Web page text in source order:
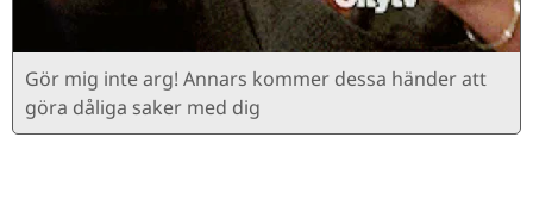
Gör mig inte arg! Annars kommer dessa händer att
göra dåliga saker med dig